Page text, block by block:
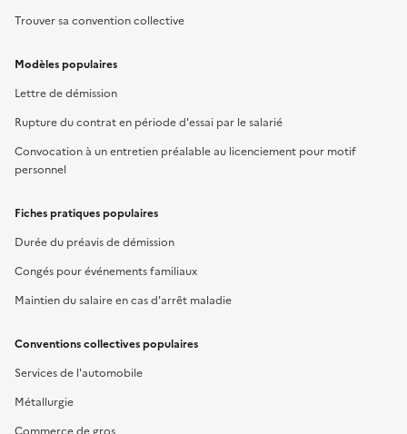
Trouver sa convention collective
Modèles populaires
Lettre de démission
Rupture du contrat en période d'essai par le salarié
Convocation à un entretien préalable au licenciement pour motif
personnel
Fiches pratiques populaires
Durée du préavis de démission
Congés pour événements familiaux
Maintien du salaire en cas d'arrêt maladie
Conventions collectives populaires
Services de l'automobile
Métallurgie